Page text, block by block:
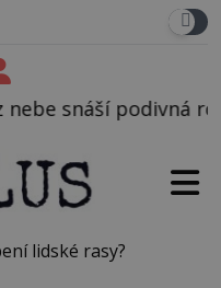
látka
lidské rasy?